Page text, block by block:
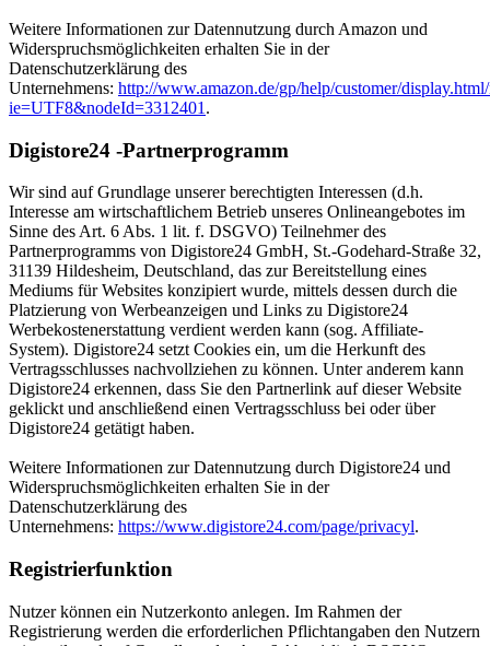
Weitere Informationen zur Datennutzung durch Amazon und
Widerspruchsmöglichkeiten erhalten Sie in der
Datenschutzerklärung des
Unternehmens: http://www.amazon.de/gp/help/customer/
ie=UTF8&nodeId=3312401 .
Digistore24 -Partnerprogramm
Wir sind auf Grundlage unserer berechtigten Interessen (d.h.
Interesse am wirtschaftlichem Betrieb unseres Onlineangebotes im
Sinne des Art. 6 Abs. 1 lit. f. DSGVO) Teilnehmer des
Partnerprogramms von Digistore24 GmbH, St.-Godehard-Straße 32,
31139 Hildesheim, Deutschland, das zur Bereitstellung eines
Mediums für Websites konzipiert wurde, mittels dessen durch die
Platzierung von Werbeanzeigen und Links zu Digistore24
Werbekostenerstattung verdient werden kann (sog. Affiliate-
System). Digistore24 setzt Cookies ein, um die Herkunft des
Vertragsschlusses nachvollziehen zu können. Unter anderem kann
Digistore24 erkennen, dass Sie den Partnerlink auf dieser Website
geklickt und anschließend einen Vertragsschluss bei oder über
Digistore24 getätigt haben.
Weitere Informationen zur Datennutzung durch Digistore24 und
Widerspruchsmöglichkeiten erhalten Sie in der
Datenschutzerklärung des
Unternehmens: https://www.digistore24.com/page/privacyl.
Registrierfunktion
Nutzer können ein Nutzerkonto anlegen. Im Rahmen der
Registrierung werden die erforderlichen Pflichtangaben den Nutzern